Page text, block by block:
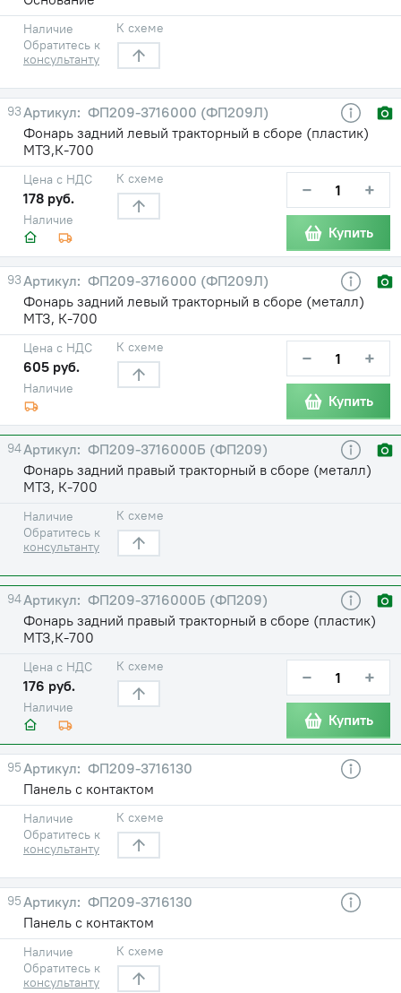
Наличие
Обратитесь к
консультанту
К схеме
93
ФП209-3716000 (ФП209Л)
Фонарь задний левый тракторный в сборе (пластик)
МТЗ,К-700
Наличие
Цена с НДС
178 руб.
К схеме − +
Купить
93
ФП209-3716000 (ФП209Л)
Фонарь задний левый тракторный в сборе (металл)
МТЗ, К-700
Наличие
Цена с НДС
605 руб.
К схеме − +
Купить
94
ФП209-3716000Б (ФП209)
Фонарь задний правый тракторный в сборе (металл)
МТЗ, К-700
Наличие
Обратитесь к
консультанту
К схеме
94
ФП209-3716000Б (ФП209)
Фонарь задний правый тракторный в сборе (пластик)
МТЗ,К-700
Наличие
Цена с НДС
176 руб.
К схеме − +
Купить
95
ФП209-3716130
Панель с контактом
Наличие
Обратитесь к
консультанту
К схеме
95
ФП209-3716130
Панель с контактом
Наличие
Обратитесь к
консультанту
К схеме